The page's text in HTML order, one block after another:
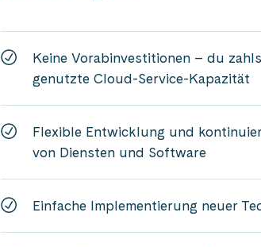
Keine Vorabinvestitionen – du
genutzte Cloud-Service-Kapazität
Flexible Entwicklung und
von Diensten und Software
Einfache Implementierung neuer